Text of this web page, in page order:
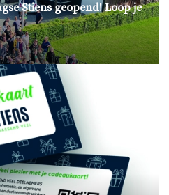
Stiens geopend! Loop je